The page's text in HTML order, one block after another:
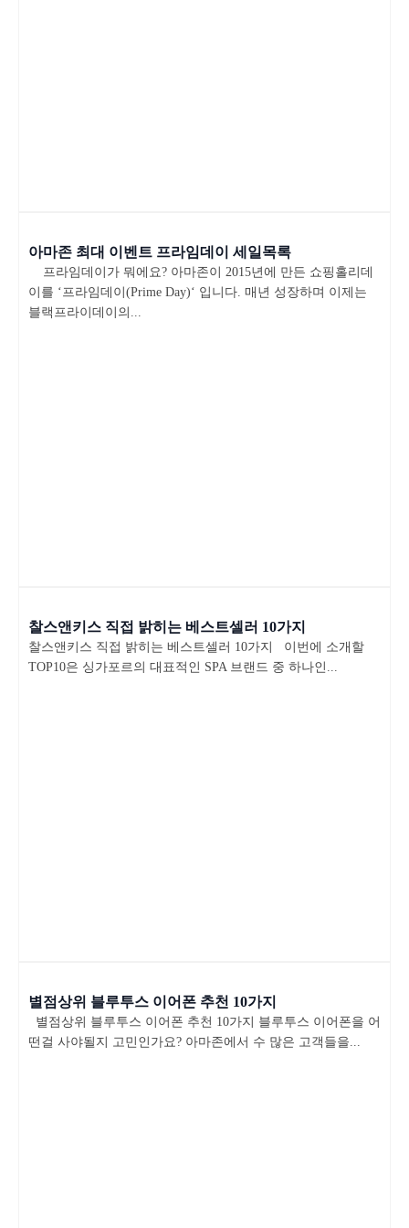
아마존 최대 이벤트 프라임데이 세일목록
프라임데이가 뭐에요? 아마존이 2015년에 만든 쇼핑홀리데
이를 ‘프라임데이(Prime Day)‘ 입니다. 매년 성장하며 이제는
블랙프라이데이의...
찰스앤키스 직접 밝히는 베스트셀러 10가지
찰스앤키스 직접 밝히는 베스트셀러 10가지 이번에 소개할
TOP10은 싱가포르의 대표적인 SPA 브랜드 중 하나인...
별점상위 블루투스 이어폰 추천 10가지
별점상위 블루투스 이어폰 추천 10가지 블루투스 이어폰을 어
떤걸 사야될지 고민인가요? 아마존에서 수 많은 고객들을...